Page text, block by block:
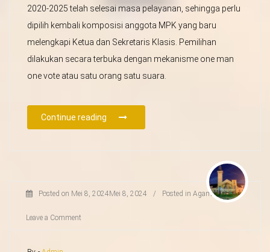
2020-2025 telah selesai masa pelayanan, sehingga perlu
dipilih kembali komposisi anggota MPK yang baru
melengkapi Ketua dan Sekretaris Klasis. Pemilihan
dilakukan secara terbuka dengan mekanisme one man
one vote atau satu orang satu suara.
Continue reading
Posted on Mei 8, 2024 Mei 8, 2024 / Posted in Agama /
Leave a Comment